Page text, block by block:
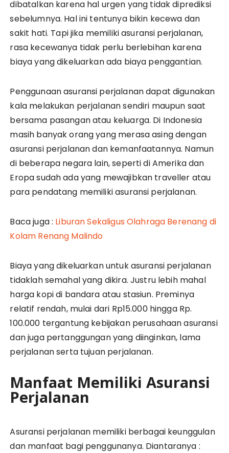
dibatalkan karena hal urgen yang tidak diprediksi
sebelumnya. Hal ini tentunya bikin kecewa dan
sakit hati. Tapi jika memiliki asuransi perjalanan,
rasa kecewanya tidak perlu berlebihan karena
biaya yang dikeluarkan ada biaya penggantian.
Penggunaan asuransi perjalanan dapat digunakan
kala melakukan perjalanan sendiri maupun saat
bersama pasangan atau keluarga. Di Indonesia
masih banyak orang yang merasa asing dengan
asuransi perjalanan dan kemanfaatannya. Namun
di beberapa negara lain, seperti di Amerika dan
Eropa sudah ada yang mewajibkan traveller atau
para pendatang memiliki asuransi perjalanan.
Baca juga : Liburan Sekaligus Olahraga Berenang di
Kolam Renang Malindo
Biaya yang dikeluarkan untuk asuransi perjalanan
tidaklah semahal yang dikira. Justru lebih mahal
harga kopi di bandara atau stasiun. Preminya
relatif rendah, mulai dari Rp15.000 hingga Rp.
100.000 tergantung kebijakan perusahaan asuransi
dan juga pertanggungan yang diinginkan, lama
perjalanan serta tujuan perjalanan.
Manfaat Memiliki Asuransi
Perjalanan
Asuransi perjalanan memiliki berbagai keunggulan
dan manfaat bagi penggunanya. Diantaranya :